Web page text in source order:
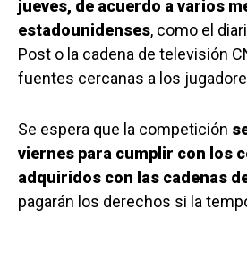
jueves, de acuerdo a varios
estadounidenses, como el
Post o la cadena de televisión
fuentes cercanas a los
Se espera que la competición
viernes para cumplir con los
adquiridos con las cadenas
pagarán los derechos si la